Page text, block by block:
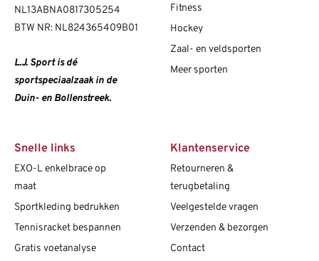
NL13ABNA0817305254
BTW NR: NL824365409B01
L.J. Sport is dé
sportspeciaalzaak in de
Duin- en Bollenstreek.
Fitness
Hockey
Zaal- en veldsporten
Meer sporten
Snelle links
EXO-L enkelbrace op
maat
Sportkleding bedrukken
Tennisracket bespannen
Gratis voetanalyse
Klantenservice
Retourneren &
terugbetaling
Veelgestelde vragen
Verzenden & bezorgen
Contact